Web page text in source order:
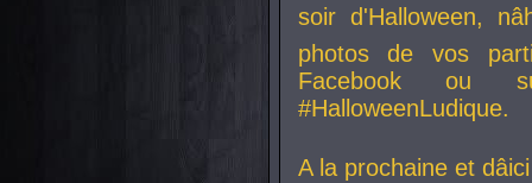
soir d'Halloween,
photos de vos
Facebook ou
#HalloweenLudique.
A la prochaine et